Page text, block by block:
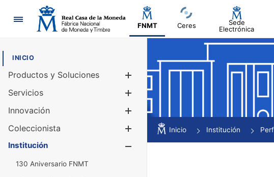
Navegación
FNMT Ceres
Sede
Electrónica
INICIO
Productos y Soluciones
Mostrar/Ocultar
Servicios
Innovación
Coleccionista
Mostrar/Ocultar
Institución
130 Aniversario FNMT
Inicio Institución